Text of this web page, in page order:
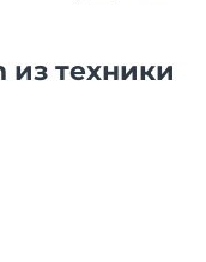
из техники